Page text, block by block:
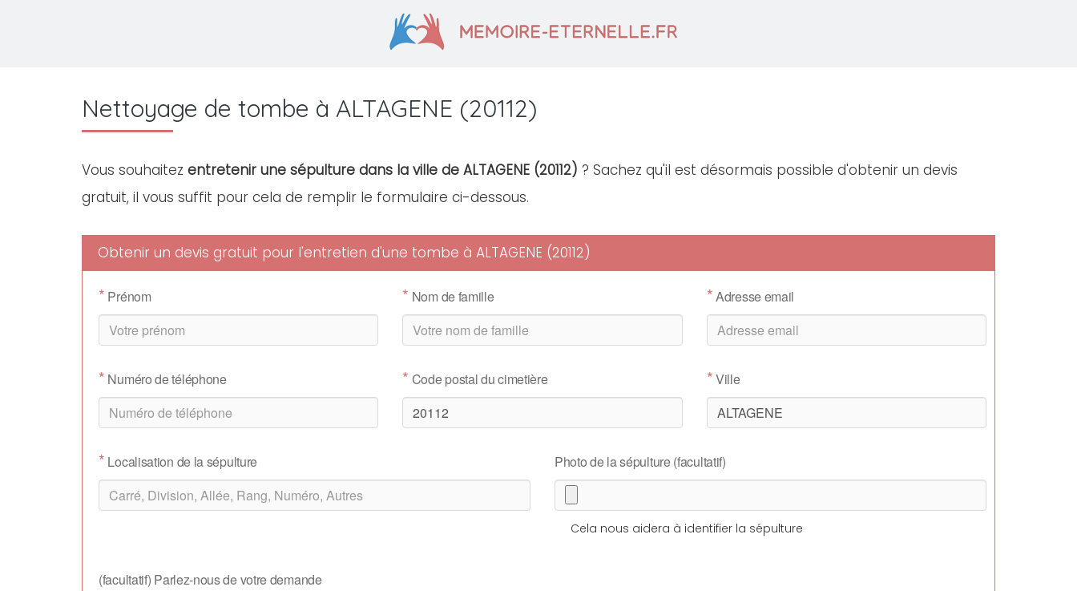
Nettoyage de tombe à ALTAGENE (20112)
Vous souhaitez entretenir une sépulture dans la ville de ALTAGENE (20112) ? Sachez qu'il est désormais possible d'obtenir un devis
gratuit, il vous suffit pour cela de remplir le formulaire ci-dessous.
Obtenir un devis gratuit pour l'entretien d'une tombe à ALTAGENE (20112)
* Prénom * Nom de famille *Adresse email
* Numéro de téléphone * Code postal du cimetière *Ville
* Localisation de la sépulture Photo de la sépulture (facultatif)
Cela nous aidera à identifier la sépulture
(facultatif) Parlez-nous de votre demande